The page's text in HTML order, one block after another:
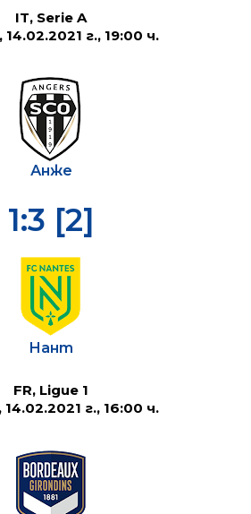
IT, Serie A
г., 19:00 ч.
Анже
1:3 [2]
Нант
FR, Ligue 1
г., 16:00 ч.